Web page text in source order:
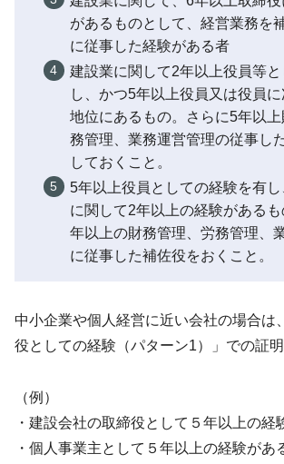
があるものとして、経営業務を
に従事した経験がある者
建設業に関して2年以上役員等
し、かつ5年以上役員又は役員
地位にあるもの。さらに5年以
務管理、業務運営管理の従事し
しておくこと。
5年以上役員としての経験を有
に関して2年以上の経験がある
年以上の財務管理、労務管理、
に従事した補佐役をおくこと。
中小企業や個人経営に近い会社の場合は
役としての経験（パターン1）」での証明
（例）
・建設会社の取締役として５年以上の経
・個人事業主として５年以上の経験があ